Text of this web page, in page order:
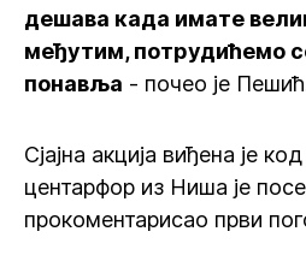
дешава када имате
међутим, потрудићемо
понавља - почео је
Сјајна акција виђена је
центарфор из Ниша је
прокоментарисао први